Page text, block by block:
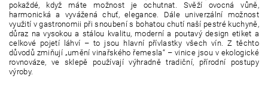
pokaždé, když máte možnost je ochutnat. Svěží ovocná vůně,
harmonická a vyvážená chuť, elegance. Dále univerzální možnost
využití v gastronomii při snoubení s bohatou chutí naší pestré kuchyně,
důraz na vysokou a stálou kvalitu, moderní a poutavý design etiket a
celkové pojetí láhví – to jsou hlavní přívlastky všech vín. Z těchto
důvodů zmiňují „umění vinařského řemesla“ – vinice jsou v ekologické
rovnováze, ve sklepě používají výhradně tradiční, přírodní postupy
výroby.